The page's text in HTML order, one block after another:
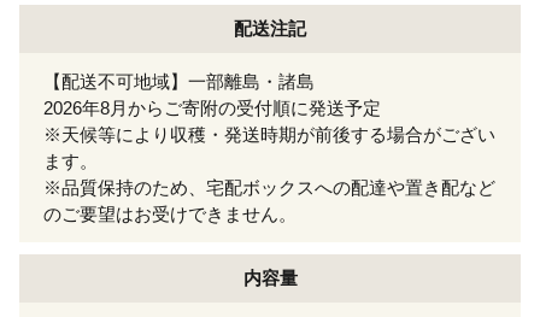
配送注記
【配送不可地域】一部離島・諸島
2026年8月からご寄附の受付順に発送予定
※天候等により収穫・発送時期が前後する場合がござい
ます。
※品質保持のため、宅配ボックスへの配達や置き配など
のご要望はお受けできません。
内容量